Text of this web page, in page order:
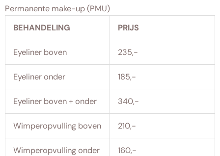
Permanente make-up (PMU)
BEHANDELING
PRIJS
Eyeliner boven 235,-
Eyeliner onder 185,-
Eyeliner boven + onder 340,-
Wimperopvulling boven 210,-
Wimperopvulling onder 160,-